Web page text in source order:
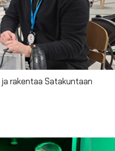
rakentaa Satakuntaan